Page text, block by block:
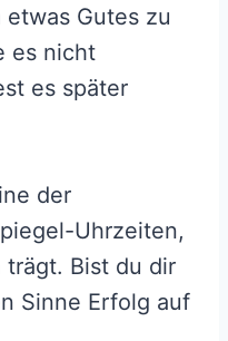
Gutes zu
es nicht
es später
der
Uhrzeiten,
trägt. Bist du dir
Sinne Erfolg auf